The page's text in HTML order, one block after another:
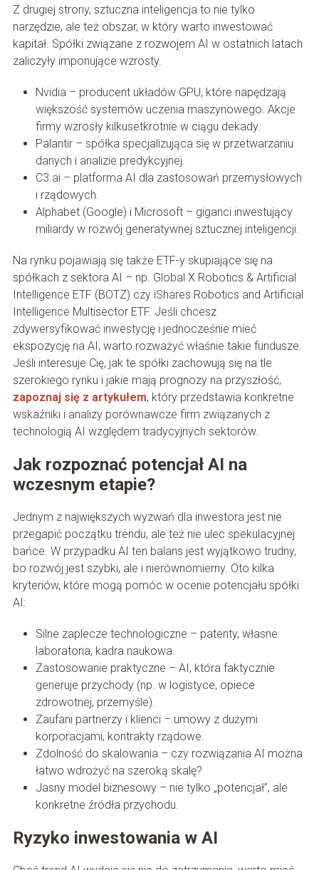
Z drugiej strony, sztuczna inteligencja to nie tylko
narzędzie, ale też obszar, w który warto inwestować
kapitał. Spółki związane z rozwojem AI w ostatnich latach
zaliczyły imponujące wzrosty.
Nvidia – producent układów GPU, które napędzają
większość systemów uczenia maszynowego. Akcje
firmy wzrosły kilkusetkrotnie w ciągu dekady.
Palantir – spółka specjalizująca się w przetwarzaniu
danych i analizie predykcyjnej.
C3.ai – platforma AI dla zastosowań przemysłowych
i rządowych.
Alphabet (Google) i Microsoft – giganci inwestujący
miliardy w rozwój generatywnej sztucznej inteligencji.
Na rynku pojawiają się także ETF-y skupiające się na
spółkach z sektora AI – np. Global X Robotics & Artificial
Intelligence ETF (BOTZ) czy iShares Robotics and Artificial
Intelligence Multisector ETF. Jeśli chcesz
zdywersyfikować inwestycję i jednocześnie mieć
ekspozycję na AI, warto rozważyć właśnie takie fundusze.
Jeśli interesuje Cię, jak te spółki zachowują się na tle
szerokiego rynku i jakie mają prognozy na przyszłość,
zapoznaj się z artykułem, który przedstawia konkretne
wskaźniki i analizy porównawcze firm związanych z
technologią AI względem tradycyjnych sektorów.
Jak rozpoznać potencjał AI na
wczesnym etapie?
Jednym z największych wyzwań dla inwestora jest nie
przegapić początku trendu, ale też nie ulec spekulacyjnej
bańce. W przypadku AI ten balans jest wyjątkowo trudny,
bo rozwój jest szybki, ale i nierównomierny. Oto kilka
kryteriów, które mogą pomóc w ocenie potencjału spółki
AI:
Silne zaplecze technologiczne – patenty, własne
laboratoria, kadra naukowa.
Zastosowanie praktyczne – AI, która faktycznie
generuje przychody (np. w logistyce, opiece
zdrowotnej, przemyśle).
Zaufani partnerzy i klienci – umowy z dużymi
korporacjami, kontrakty rządowe.
Zdolność do skalowania – czy rozwiązania AI można
łatwo wdrożyć na szeroką skalę?
Jasny model biznesowy – nie tylko „potencjał”, ale
konkretne źródła przychodu.
Ryzyko inwestowania w AI